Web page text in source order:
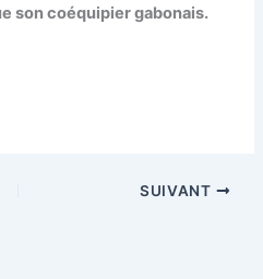
son coéquipier gabonais.
SUIVANT